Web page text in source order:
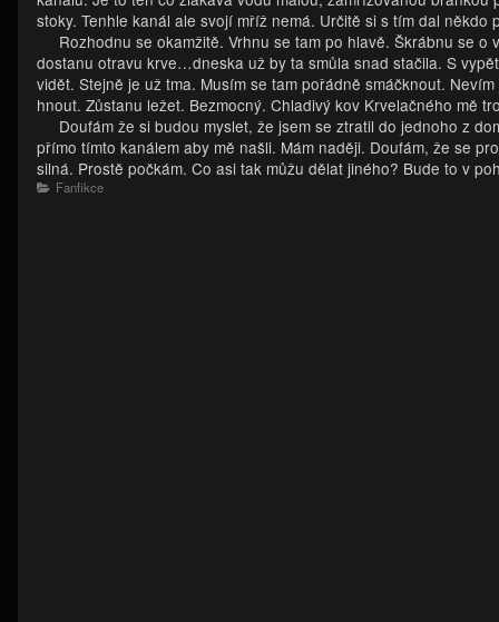
stoky. Tenhle kanál ale svojí mříž nemá. Určitě si s tím dal někdo
Rozhodnu se okamžitě. Vrhnu se tam po hlavě. Škrábnu se
dostanu otravu krve…dneska už by ta smůla snad stačila. S
vidět. Stejně je už tma. Musím se tam pořádně smáčknout.
hnout. Zůstanu ležet. Bezmocný. Chladivý kov Krvelačného mě
Doufám že si budou myslet, že jsem se ztratil do jednoho z
přímo tímto kanálem aby mě našli. Mám naději. Doufám, že se
silná. Prostě počkám. Co asi tak můžu dělat jiného? Bude to v
Categories
Fanfikce